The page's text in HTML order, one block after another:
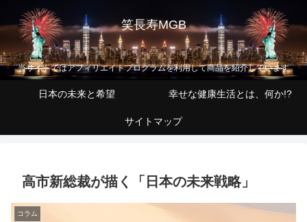
笑長寿MGB
当サイトではアフィリエイトプログラムを利用して商品を紹介しています
日本の未来と希望 幸せな健康生活とは、何か!?
サイトマップ
高市新総裁が描く「日本の未来戦略」
コラム